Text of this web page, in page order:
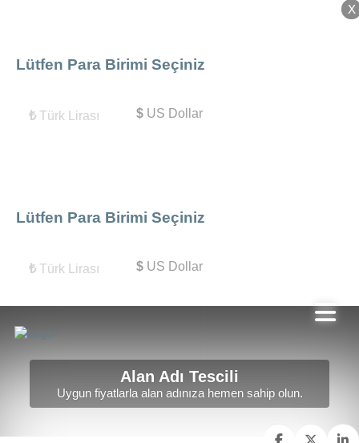
X
Lütfen Para Birimi Seçiniz
₺ Türk Lirası $US Dollar
X
Lütfen Para Birimi Seçiniz
₺ Türk Lirası $US Dollar
Alan Adı Tescili
Uygun fiyatlarla alan adınıza hemen sahip olun.